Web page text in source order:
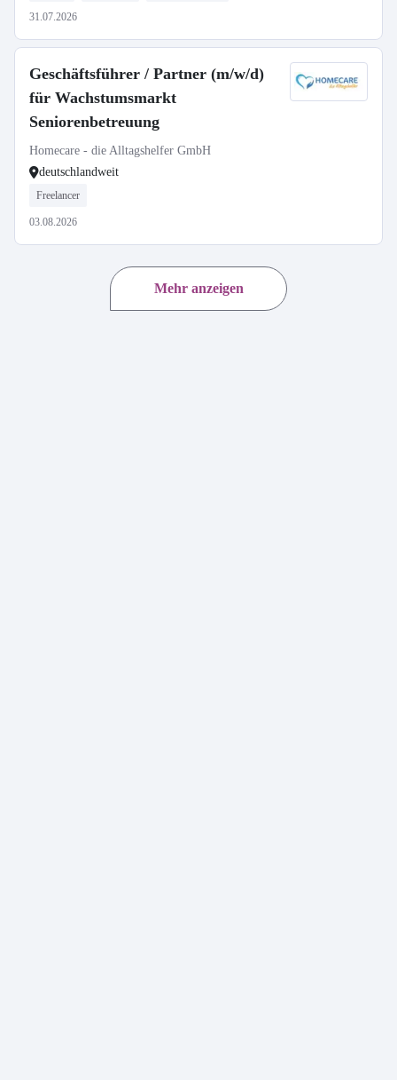
31.07.2026
Geschäftsführer / Partner (m/w/d)
für Wachstumsmarkt
Seniorenbetreuung
Homecare - die Alltagshelfer GmbH
deutschlandweit
Freelancer
03.08.2026
Mehr anzeigen